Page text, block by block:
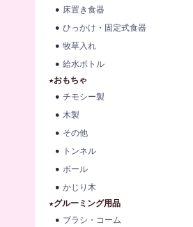
床置き食器
ひっかけ・固定式食器
牧草入れ
給水ボトル
★おもちゃ
チモシー製
木製
その他
トンネル
ボール
かじり木
★グルーミング用品
ブラシ・コーム